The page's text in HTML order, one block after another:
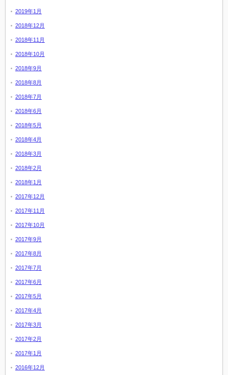
2019年1月
2018年12月
2018年11月
2018年10月
2018年9月
2018年8月
2018年7月
2018年6月
2018年5月
2018年4月
2018年3月
2018年2月
2018年1月
2017年12月
2017年11月
2017年10月
2017年9月
2017年8月
2017年7月
2017年6月
2017年5月
2017年4月
2017年3月
2017年2月
2017年1月
2016年12月